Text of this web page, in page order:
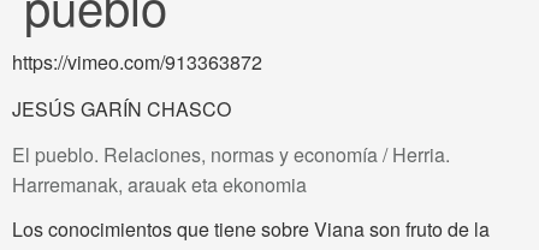
https://vimeo.com/913363872
JESÚS GARÍN CHASCO
El pueblo. Relaciones, normas y economía / Herria.
Harremanak, arauak eta ekonomia
Los conocimientos que tiene sobre Viana son fruto de la